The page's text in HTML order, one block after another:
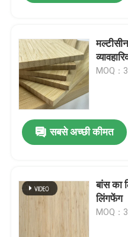
MOQ：
सबसे अच्छी कीमत
बांस का
लिंगफेंग
MOQ：